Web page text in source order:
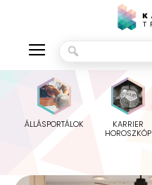
ÁLLÁSPORTÁLOK
KARRIER
HOROSZKÓP